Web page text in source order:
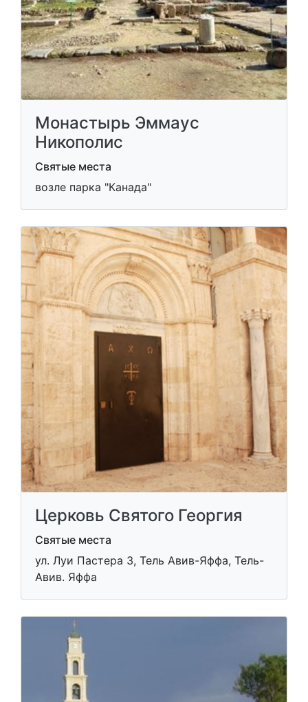
Монастырь Эммаус
Никополис
Святые места
возле парка "Канада"
Церковь Святого Георгия
Святые места
ул. Луи Пастера 3, Тель Авив-Яффа, Тель-
Авив. Яффа